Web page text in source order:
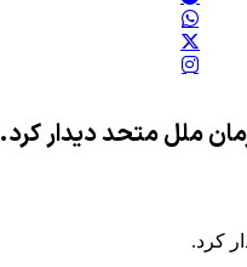
ملل متحد دیدار کرد.
کرد.